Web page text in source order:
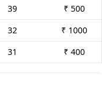
39
₹ 500
32
₹ 1000
31 ₹ 400